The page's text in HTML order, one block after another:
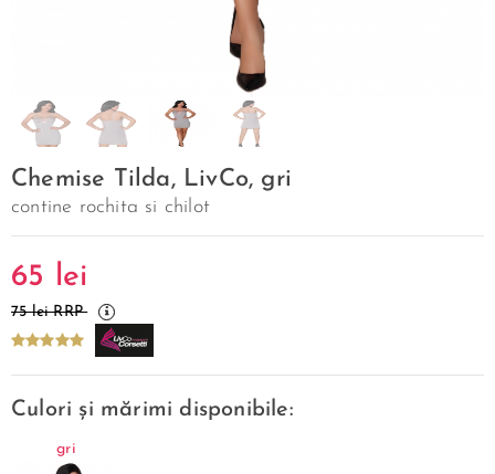
Chemise Tilda, LivCo, gri
contine rochita si chilot
65 lei
75 lei RRP
Culori și mărimi disponibile:
gri